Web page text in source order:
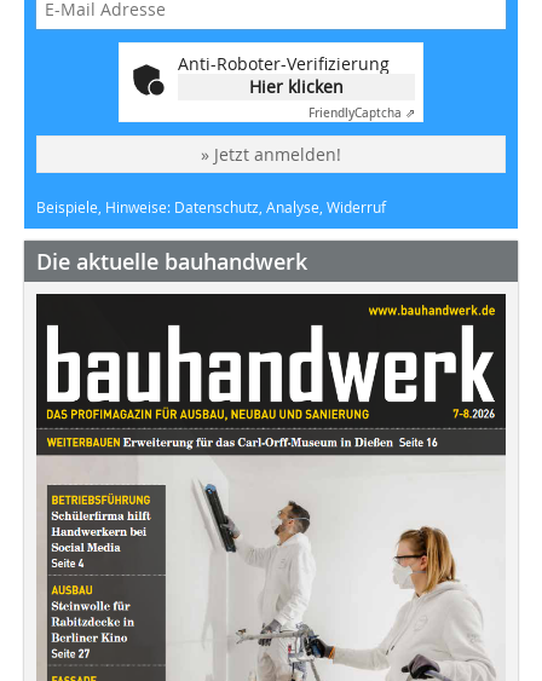
Anti-Roboter-Verifizierung
Hier klicken
FriendlyCaptcha ⇗
» Jetzt anmelden!
Beispiele, Hinweise: Datenschutz, Analyse, Widerruf
Die aktuelle bauhandwerk